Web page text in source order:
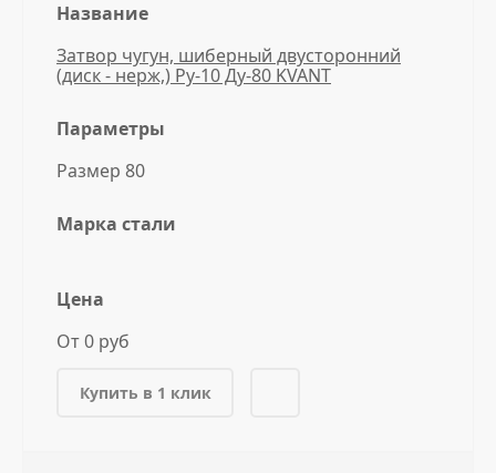
Название
Затвор чугун, шиберный двусторонний
(диск - нерж,) Ру-10 Ду-80 KVANT
Параметры
Размер 80
Марка стали
Цена
От 0 руб
Купить в 1 клик